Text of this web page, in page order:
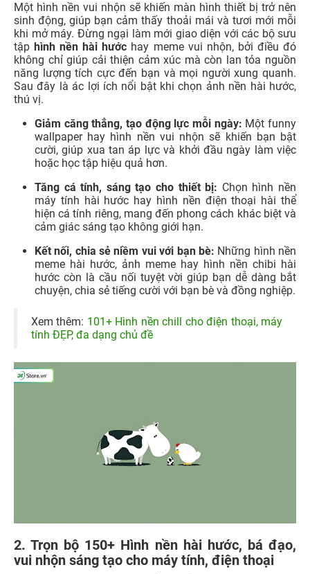
Một hình nền vui nhộn sẽ khiến màn hình thiết bị trở nên
sinh động, giúp bạn cảm thấy thoải mái và tươi mới mỗi
khi mở máy. Đừng ngại làm mới giao diện với các bộ sưu
tậphình nền hài hước hay meme vui nhộn, bởi điều đó
không chỉ giúp cải thiện cảm xúc mà còn lan tỏa nguồn
năng lượng tích cực đến bạn và mọi người xung quanh.
Sau đây là ác lợi ích nổi bật khi chọn ảnh nền hài hước,
thú vị.
Giảm căng thẳng, tạo động lực mỗi ngày: Một funny
wallpaper hay hình nền vui nhộn sẽ khiến bạn bật
cười, giúp xua tan áp lực và khởi đầu ngày làm việc
hoặc học tập hiệu quả hơn.
Tăng cá tính, sáng tạo cho thiết bị: Chọn hình nền
máy tính hài hước hay hình nền điện thoại hài thể
hiện cá tính riêng, mang đến phong cách khác biệt và
cảm giác sáng tạo không giới hạn.
Kết nối, chia sẻ niềm vui với bạn bè: Những hình nền
meme hài hước, ảnh meme hay hình nền chibi hài
hước còn là cầu nối tuyệt vời giúp bạn dễ dàng bắt
chuyện, chia sẻ tiếng cười với bạn bè và đồng nghiệp.
Xem thêm: 101+ Hình nền chill cho điện thoại, máy
tính ĐẸP, đa dạng chủ đề
2. Trọn bộ 150+ Hình nền hài hước, bá đạo,
vui nhộn sáng tạo cho máy tính, điện thoại